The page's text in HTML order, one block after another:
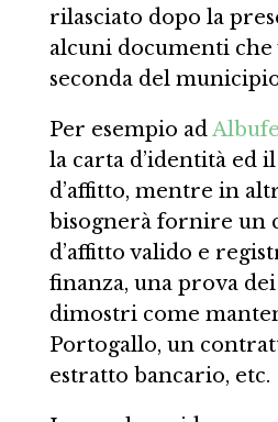
rilasciato dopo la
alcuni documenti che
seconda del
Per esempio ad
la carta d’identità ed
d’affitto, mentre in
bisognerà fornire un
d’affitto valido e
finanza, una prova
dimostri come
Portogallo, un
estratto bancario, etc.